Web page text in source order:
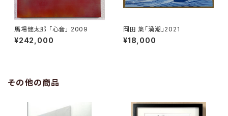
馬場健太郎 「心音」 2009
¥242,000
岡田 葉「渦潮」2021
¥18,000
その他の商品